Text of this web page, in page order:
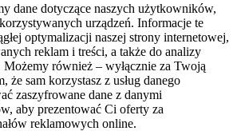
dane dotyczące naszych użytkowników,
urządzeń. Informacje te
optymalizacji naszej strony internetowej,
reklam i treści, a także do analizy
również – wyłącznie za Twoją
że sam korzystasz z usług danego
zaszyfrowane dane z danymi
aby prezentować Ci oferty za
reklamowych online.